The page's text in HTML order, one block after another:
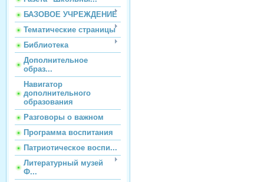
БАЗОВОЕ УЧРЕЖДЕНИЕ
Тематические страницы
Библиотека
Дополнительное
образ...
Навигатор
дополнительного
образования
Разговоры о важном
Программа воспитания
Патриотическое воспи...
Литературный музей
Ф...